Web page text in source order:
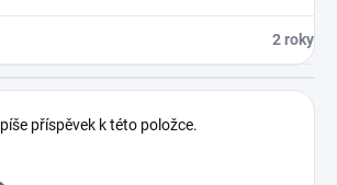
2 roky
příspěvek k této položce.